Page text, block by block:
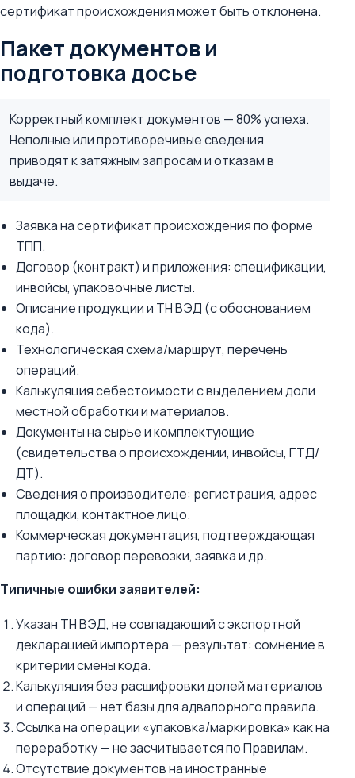
сертификат происхождения может быть отклонена.
Пакет документов и
подготовка досье
Корректный комплект документов — 80% успеха.
Неполные или противоречивые сведения
приводят к затяжным запросам и отказам в
выдаче.
Заявка на сертификат происхождения по форме
ТПП.
Договор (контракт) и приложения: спецификации,
инвойсы, упаковочные листы.
Описание продукции и ТН ВЭД (с обоснованием
кода).
Технологическая схема/маршрут, перечень
операций.
Калькуляция себестоимости с выделением доли
местной обработки и материалов.
Документы на сырье и комплектующие
(свидетельства о происхождении, инвойсы, ГТД/
ДТ).
Сведения о производителе: регистрация, адрес
площадки, контактное лицо.
Коммерческая документация, подтверждающая
партию: договор перевозки, заявка и др.
Типичные ошибки заявителей:
Указан ТН ВЭД, не совпадающий с экспортной
декларацией импортера — результат: сомнение в
критерии смены кода.
Калькуляция без расшифровки долей материалов
и операций — нет базы для адвалорного правила.
Ссылка на операции «упаковка/маркировка» как на
переработку — не засчитывается по Правилам.
Отсутствие документов на иностранные